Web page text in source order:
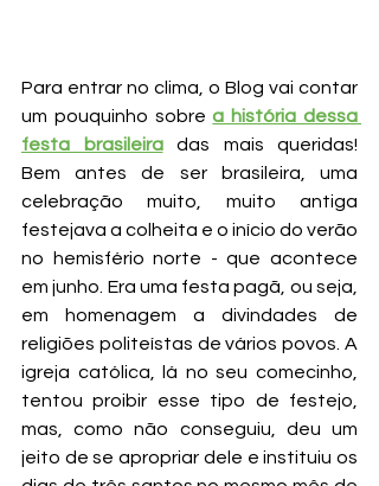
Para entrar no clima, o Blog vai contar
um pouquinho sobre a história dessa
festa brasileira das mais queridas!
Bem antes de ser brasileira, uma
celebração muito, muito antiga
festejava a colheita e o início do verão
no hemisfério norte - que acontece
em junho. Era uma festa pagã, ou seja,
em homenagem a divindades de
religiões politeístas de vários povos. A
igreja católica, lá no seu comecinho,
tentou proibir esse tipo de festejo,
mas, como não conseguiu, deu um
jeito de se apropriar dele e instituiu os